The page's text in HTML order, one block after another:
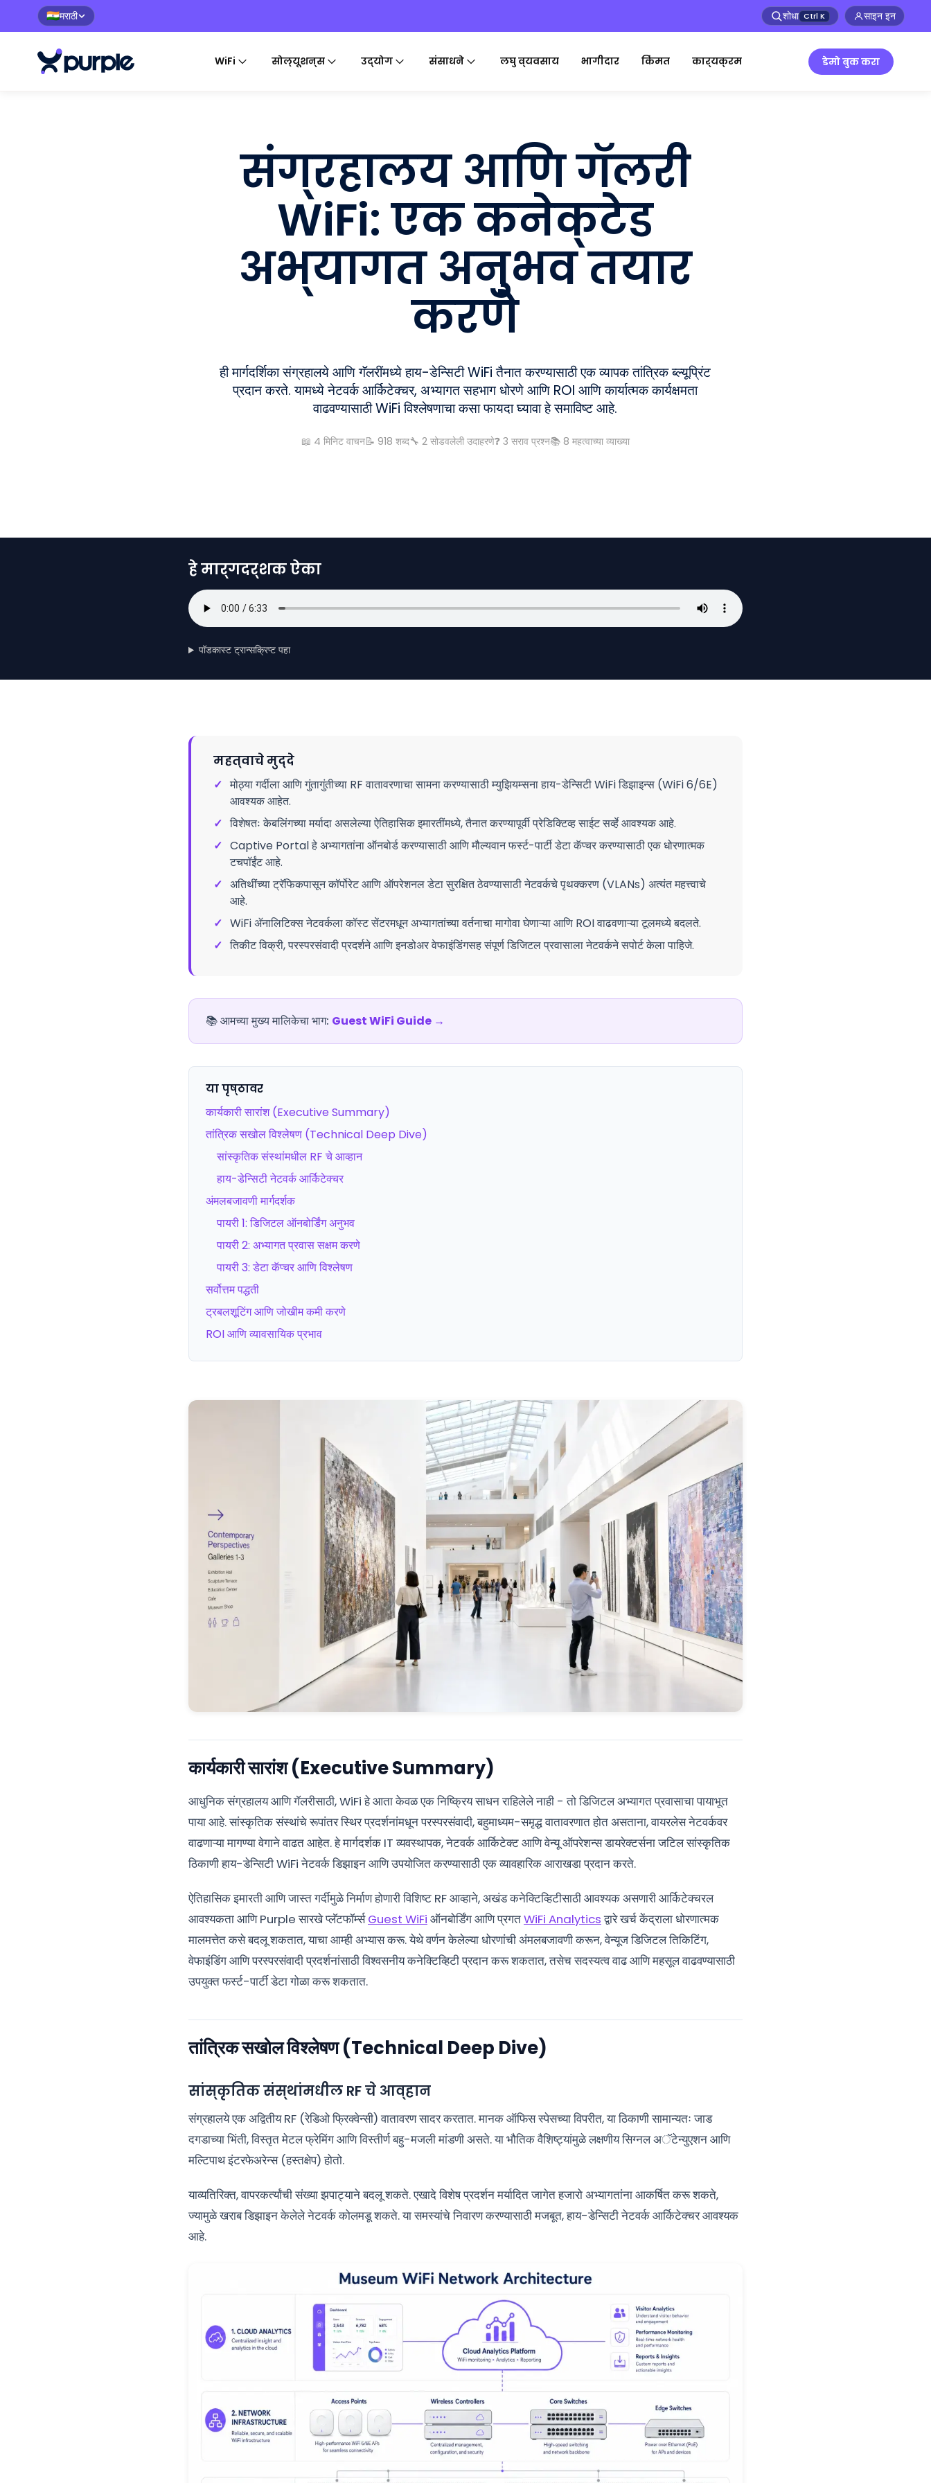
🇮🇳मराठी शोधा Ctrl K साइन इन
WiFi सोल्यूशन्स उद्योग संसाधने लघु व्यवसाय भागीदार किंमत कार्यक्रम डेमो बुक करा
संग्रहालय आणि गॅलरी
WiFi: एक कनेक्टेड
अभ्यागत अनुभव तयार
करणे
ही मार्गदर्शिका संग्रहालये आणि गॅलरींमध्ये हाय-डेन्सिटी WiFi तैनात करण्यासाठी एक व्यापक तांत्रिक ब्ल्यूप्रिंट
प्रदान करते. यामध्ये नेटवर्क आर्किटेक्चर, अभ्यागत सहभाग धोरणे आणि ROI आणि कार्यात्मक कार्यक्षमता
वाढवण्यासाठी WiFi विश्लेषणाचा कसा फायदा घ्यावा हे समाविष्ट आहे.
📖 4 मिनिट वाचन📝 918 शब्द🔧 2 सोडवलेली उदाहरणे❓ 3 सराव प्रश्न📚 8 महत्वाच्या व्याख्या
हे मार्गदर्शक ऐका
पॉडकास्ट ट्रान्सक्रिप्ट पहा
महत्वाचे मुद्दे
✓ मोठ्या गर्दीला आणि गुंतागुंतीच्या RF वातावरणाचा सामना करण्यासाठी म्युझियम्सना हाय-डेन्सिटी WiFi डिझाइन्स (WiFi 6/6E)
आवश्यक आहेत.
✓ विशेषतः केबलिंगच्या मर्यादा असलेल्या ऐतिहासिक इमारतींमध्ये, तैनात करण्यापूर्वी प्रेडिक्टिव्ह साईट सर्व्हे आवश्यक आहे.
✓ Captive Portal हे अभ्यागतांना ऑनबोर्ड करण्यासाठी आणि मौल्यवान फर्स्ट-पार्टी डेटा कॅप्चर करण्यासाठी एक धोरणात्मक
टचपॉईंट आहे.
✓ अतिथींच्या ट्रॅफिकपासून कॉर्पोरेट आणि ऑपरेशनल डेटा सुरक्षित ठेवण्यासाठी नेटवर्कचे पृथक्करण (VLANs) अत्यंत महत्त्वाचे
आहे.
✓ WiFi ॲनालिटिक्स नेटवर्कला कॉस्ट सेंटरमधून अभ्यागतांच्या वर्तनाचा मागोवा घेणाऱ्या आणि ROI वाढवणाऱ्या टूलमध्ये बदलते.
✓ तिकीट विक्री, परस्परसंवादी प्रदर्शने आणि इनडोअर वेफाइंडिंगसह संपूर्ण डिजिटल प्रवासाला नेटवर्कने सपोर्ट केला पाहिजे.
📚आमच्या मुख्य मालिकेचा भाग: Guest WiFi Guide →
या पृष्ठावर
कार्यकारी सारांश (Executive Summary)
तांत्रिक सखोल विश्लेषण (Technical Deep Dive)
सांस्कृतिक संस्थांमधील RF चे आव्हान
हाय-डेन्सिटी नेटवर्क आर्किटेक्चर
अंमलबजावणी मार्गदर्शक
पायरी 1: डिजिटल ऑनबोर्डिंग अनुभव
पायरी 2: अभ्यागत प्रवास सक्षम करणे
पायरी 3: डेटा कॅप्चर आणि विश्लेषण
सर्वोत्तम पद्धती
ट्रबलशूटिंग आणि जोखीम कमी करणे
ROI आणि व्यावसायिक प्रभाव
कार्यकारी सारांश (Executive Summary)
आधुनिक संग्रहालय आणि गॅलरीसाठी, WiFi हे आता केवळ एक निष्क्रिय साधन राहिलेले नाही - तो डिजिटल अभ्यागत प्रवासाचा पायाभूत
पाया आहे. सांस्कृतिक संस्थांचे रूपांतर स्थिर प्रदर्शनांमधून परस्परसंवादी, बहुमाध्यम-समृद्ध वातावरणात होत असताना, वायरलेस नेटवर्कवर
वाढणाऱ्या मागण्या वेगाने वाढत आहेत. हे मार्गदर्शक IT व्यवस्थापक, नेटवर्क आर्किटेक्ट आणि वेन्यू ऑपरेशन्स डायरेक्टर्सना जटिल सांस्कृतिक
ठिकाणी हाय-डेन्सिटी WiFi नेटवर्क डिझाइन आणि उपयोजित करण्यासाठी एक व्यावहारिक आराखडा प्रदान करते.
ऐतिहासिक इमारती आणि जास्त गर्दीमुळे निर्माण होणारी विशिष्ट RF आव्हाने, अखंड कनेक्टिव्हिटीसाठी आवश्यक असणारी आर्किटेक्चरल
आवश्यकता आणि Purple सारखे प्लॅटफॉर्म्सGuest WiFi ऑनबोर्डिंग आणि प्रगतWiFi Analyticsद्वारे खर्च केंद्राला धोरणात्मक
मालमत्तेत कसे बदलू शकतात, याचा आम्ही अभ्यास करू. येथे वर्णन केलेल्या धोरणांची अंमलबजावणी करून, वेन्यूज डिजिटल तिकिटिंग,
वेफाइंडिंग आणि परस्परसंवादी प्रदर्शनांसाठी विश्वसनीय कनेक्टिव्हिटी प्रदान करू शकतात, तसेच सदस्यत्व वाढ आणि महसूल वाढवण्यासाठी
उपयुक्त फर्स्ट-पार्टी डेटा गोळा करू शकतात.
तांत्रिक सखोल विश्लेषण (Technical Deep Dive)
सांस्कृतिक संस्थांमधील RF चे आव्हान
संग्रहालये एक अद्वितीय RF (रेडिओ फ्रिक्वेन्सी) वातावरण सादर करतात. मानक ऑफिस स्पेसच्या विपरीत, या ठिकाणी सामान्यतः जाड
दगडाच्या भिंती, विस्तृत मेटल फ्रेमिंग आणि विस्तीर्ण बहु-मजली मांडणी असते. या भौतिक वैशिष्ट्यांमुळे लक्षणीय सिग्नल अॅटेन्युएशन आणि
मल्टिपाथ इंटरफेअरेन्स (हस्तक्षेप) होतो.
याव्यतिरिक्त, वापरकर्त्यांची संख्या झपाट्याने बदलू शकते. एखादे विशेष प्रदर्शन मर्यादित जागेत हजारो अभ्यागतांना आकर्षित करू शकते,
ज्यामुळे खराब डिझाइन केलेले नेटवर्क कोलमडू शकते. या समस्यांचे निवारण करण्यासाठी मजबूत, हाय-डेन्सिटी नेटवर्क आर्किटेक्चर आवश्यक
आहे.